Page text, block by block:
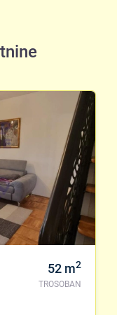
52 m2
TROSOBAN